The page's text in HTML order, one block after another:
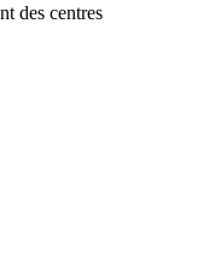
des centres